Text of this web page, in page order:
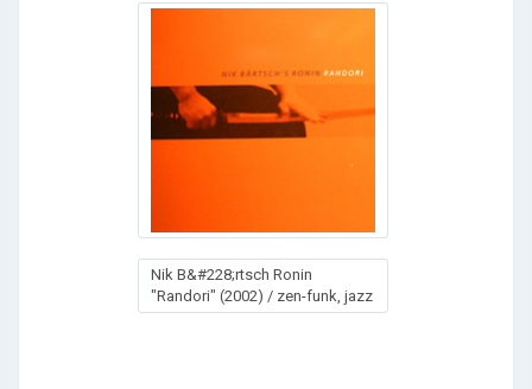
Nik B&#228;rtsch Ronin
"Randori" (2002) / zen-funk, jazz